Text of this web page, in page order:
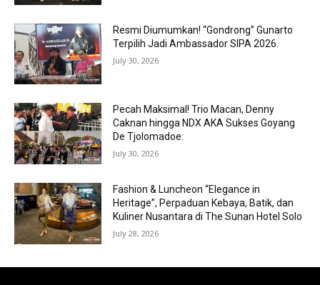
Resmi Diumumkan! “Gondrong” Gunarto
Terpilih Jadi Ambassador SIPA 2026.
July 30, 2026
Pecah Maksimal! Trio Macan, Denny
Caknan hingga NDX AKA Sukses Goyang
De Tjolomadoe.
July 30, 2026
Fashion & Luncheon “Elegance in
Heritage”, Perpaduan Kebaya, Batik, dan
Kuliner Nusantara di The Sunan Hotel Solo
July 28, 2026